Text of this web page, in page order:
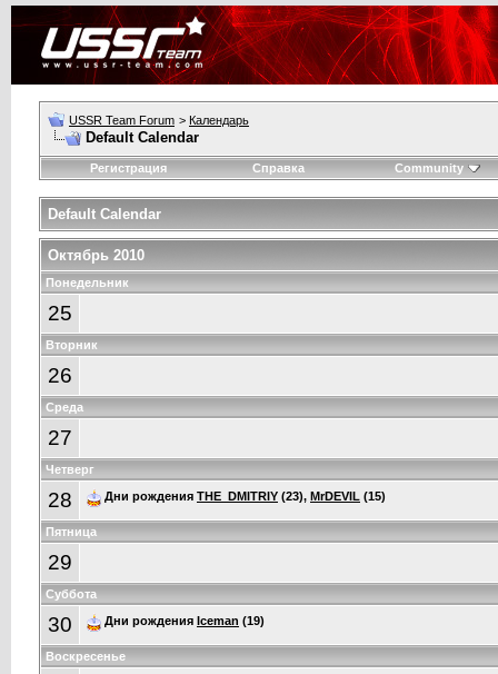
USSR Team Forum > Календарь
Default Calendar
Регистрация Справка Community
Default Calendar
Октябрь 2010
Понедельник
25
Вторник
26
Среда
27
Четверг
28 Дни рождения THE_DMITRIY (23), MrDEVIL (15)
Пятница
29
Суббота
30 Дни рождения Iceman (19)
Воскресенье